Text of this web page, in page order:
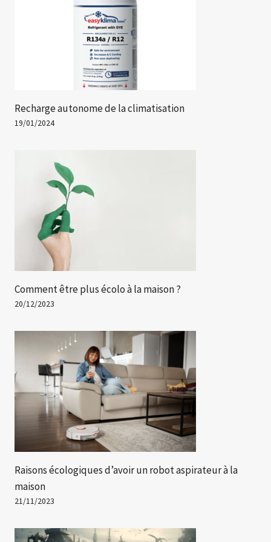
Recharge autonome de la climatisation
19/01/2024
Comment être plus écolo à la maison ?
20/12/2023
Raisons écologiques d’avoir un robot aspirateur à la
maison
21/11/2023